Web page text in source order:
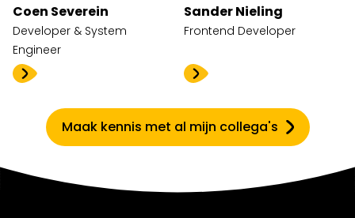
Coen Severein
Developer & System
Engineer
Sander Nieling
Frontend Developer
Maak kennis met al mijn collega's